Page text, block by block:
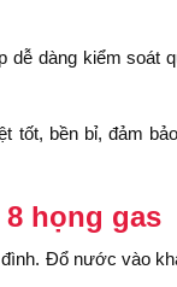
dàng kiểm soát
tốt, bền bỉ, đảm
họng gas
Đổ nước vào